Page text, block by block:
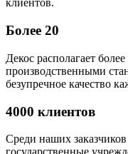
клиентов.
Более 20
Декос располагает
производственными
безупречное качество
4000 клиентов
Среди наших